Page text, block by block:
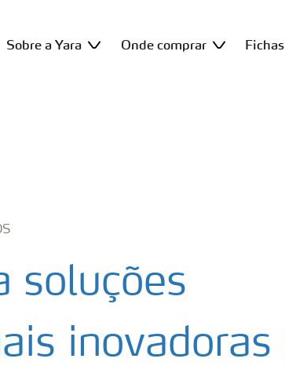
Sobre a Yara Onde comprar
soluções
inovadoras